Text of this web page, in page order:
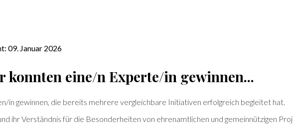
09. Januar 2026
konnten eine/n Experte/in gewinnen...
in gewinnen, die bereits mehrere vergleichbare Initiativen erfolgreich begleitet hat.
ihr Verständnis für die Besonderheiten von ehrenamtlichen und gemeinnützigen